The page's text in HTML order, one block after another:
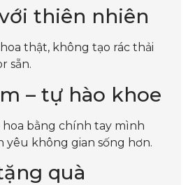
thiên nhiên
thật, không tạo rác thải
sẵn.
– tự hào khoe
hoa bằng chính tay mình
yêu không gian sống hơn.
quà